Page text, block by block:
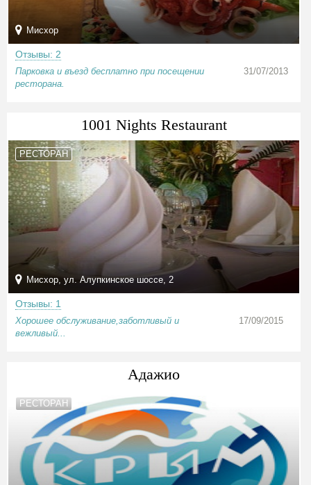
Мисхор
Отзывы: 2
Парковка и въезд бесплатно при посещении
ресторана.
31/07/2013
1001 Nights Restaurant
РЕСТОРАН
Мисхор, ул. Алупкинское шоссе, 2
Отзывы: 1
Хорошее обслуживание,заботливый и
вежливый...
17/09/2015
Адажио
РЕСТОРАН